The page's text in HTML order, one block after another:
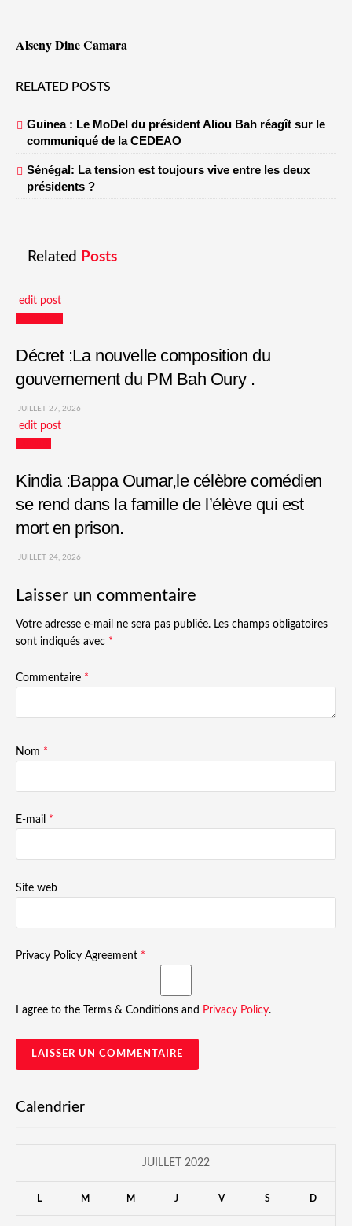
Alseny Dine Camara
RELATED POSTS
Guinea : Le MoDel du président Aliou Bah réagît sur le
communiqué de la CEDEAO
Sénégal: La tension est toujours vive entre les deux
présidents ?
Related Posts
edit post
Décret :La nouvelle composition du
gouvernement du PM Bah Oury .
JUILLET 27, 2026
edit post
Kindia :Bappa Oumar,le célèbre comédien
se rend dans la famille de l’élève qui est
mort en prison.
JUILLET 24, 2026
Laisser un commentaire
Votre adresse e-mail ne sera pas publiée. Les champs obligatoires
sont indiqués avec *
Commentaire *
Nom *
E-mail *
Site web
Privacy Policy Agreement *
I agree to the Terms & Conditions and Privacy Policy.
Calendrier
JUILLET 2022
L M M J V S D